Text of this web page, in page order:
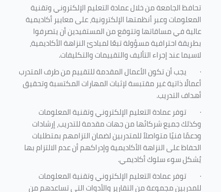
تحافظ الجامعة من خلال عمادة التعليم الإلكتروني وتقنية
المعلومات وعبر أنظمتها الإلكترونية، على معايير أكاديمية
عالية في مساقاتها وتتوقع من المستفيدين أن يتصرفوا
بطريقة احترافية مسؤولة تبعًا لمبادئ النزاهة الأكاديمية،
لاسيما عند إجراء التأليف والتقييمات والتكليفات.
· يجب أن تكون الأعمال المقدمة للتقييم من طرف المتدرب
أعمالًا ذاتية غير مقتبسة لإثبات المهارات المكتسبة وتحقيق
أهداف التدريب.
· توفر عمادة التعليم الإلكتروني وتقنية المعلومات
وكذلك جميع شركائها من جهات مقدمة للتدريب، إرشادات
ودعمًا فنيًا متواصلاً للمتدربين لضمان التزامهم بمتطلبات
الحفاظ على النزاهة الأكاديمية وإدراكهم أن عدم الالتزام بها
يُشكل سوء سلوك أكاديمي.
· توفر عمادة التعليم الإلكتروني وتقنية المعلومات
للمدربين مجموعة من التقارير والأدوات التي تساعدهم من